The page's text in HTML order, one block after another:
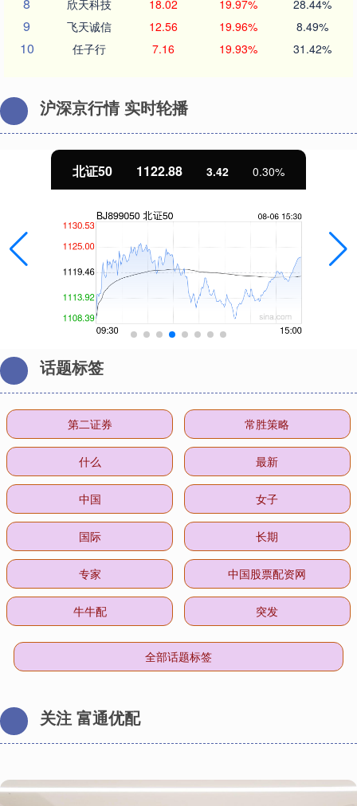
欣天科技 18.02 19.97% 28.44%
9 飞天诚信 12.56 19.96% 8.49%
10 任子行 7.16 19.93% 31.42%
沪深京行情 实时轮播
北证50 1122.88 3.42 0.30%
话题标签
第二证券 常胜策略
什么 最新
中国 女子
国际 长期
专家 中国股票配资网
牛牛配 突发
全部话题标签
关注 富通优配